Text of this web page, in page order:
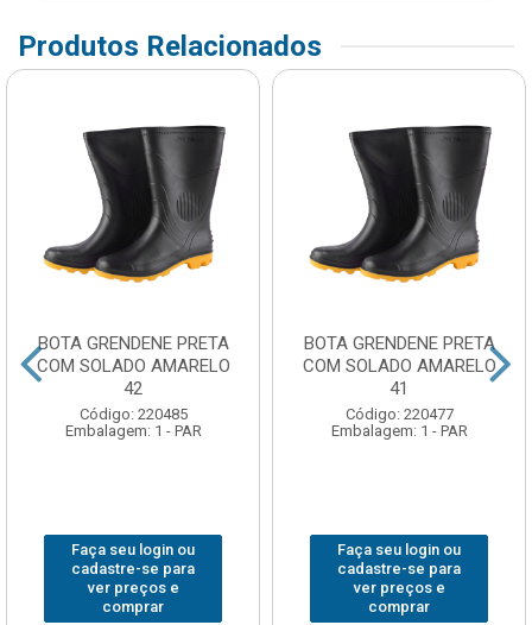
Produtos Relacionados
BOTA GRENDENE PRETA
COM SOLADO AMARELO
42
Código: 220485
Embalagem: 1 - PAR
Faça seu login ou
cadastre-se para
ver preços e
comprar
BOTA GRENDENE PRETA
COM SOLADO AMARELO
41
Código: 220477
Embalagem: 1 - PAR
Faça seu login ou
cadastre-se para
ver preços e
comprar